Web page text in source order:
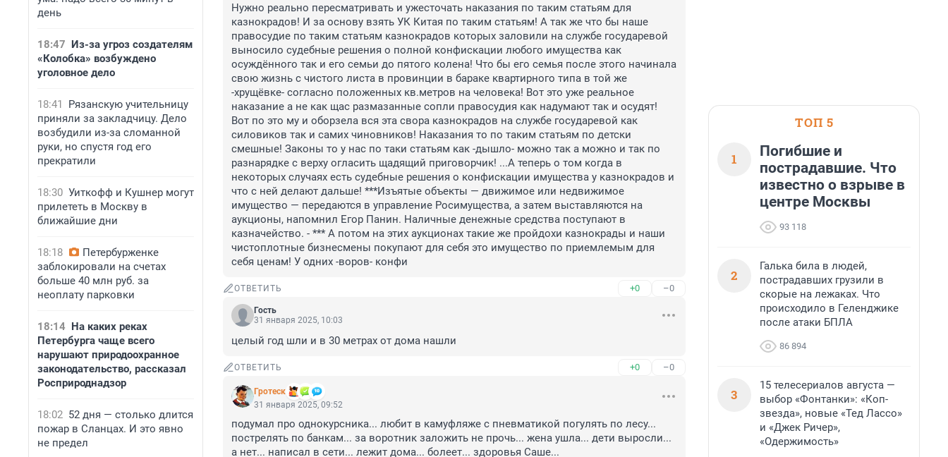
день
18:47 Из-за угроз создателям
«Колобка» возбуждено
уголовное дело
18:41
Рязанскую учительницу
приняли за закладчицу. Дело
возбудили из-за сломанной
руки, но спустя год его
прекратили
18:30 Уиткофф и Кушнер могут
прилететь в Москву в
ближайшие дни
18:18
Петербурженке
заблокировали на счетах
больше 40 млн руб. за
неоплату парковки
18:14 На каких реках
Петербурга чаще всего
нарушают природоохранное
законодательство, рассказал
Росприроднадзор
18:02 52 дня — столько длится
пожар в Сланцах. И это явно
не предел
Нужно реально пересматривать и ужесточать наказания по таким статьям для
казнокрадов! И за основу взять УК Китая по таким статьям! А так же что бы наше
правосудие по таким статьям казнокрадов которых заловили на службе государевой
выносило судебные решения о полной конфискации любого имущества как
осуждённого так и его семьи до пятого колена! Что бы его семья после этого начинала
свою жизнь с чистого листа в провинции в бараке квартирного типа в той же
-хрущёвке- согласно положенных кв.метров на человека! Вот это уже реальное
наказание а не как щас размазанные сопли правосудия как надумают так и осудят!
Вот по это му и оборзела вся эта свора казнокрадов на службе государевой как
силовиков так и самих чиновников! Наказания то по таким статьям по детски
смешные! Законы то у нас по таки статьям как -дышло- можно так а можно и так по
разнарядке с верху огласить щадящий приговорчик! ...А теперь о том когда в
некоторых случаях есть судебные решения о конфискации имущества у казнокрадов и
что с ней делают дальше! ***Изъятые объекты — движимое или недвижимое
имущество — передаются в управление Росимущества, а затем выставляются на
аукционы, напомнил Егор Панин. Наличные денежные средства поступают в
казначейство. - *** А потом на этих аукционах такие же пройдохи казнокрады и наши
чистоплотные бизнесмены покупают для себя это имущество по приемлемым для
себя ценам! У одних -воров- конфи
ОТВЕТИТЬ +0 –0
Гость
31 января 2025, 10:03
целый год шли и в 30 метрах от дома нашли
ОТВЕТИТЬ +0 –0
Гротеск
31 января 2025, 09:52
подумал про однокурсника... любит в камуфляже с пневматикой погулять по лесу...
пострелять по банкам... за воротник заложить не прочь... жена ушла... дети выросли...
а нет... написал в сети... лежит дома... болеет... здоровья Саше...
ТОП 5
1
Погибшие и
пострадавшие. Что
известно о взрыве в
центре Москвы
93 118
2
Галька била в людей,
пострадавших грузили в
скорые на лежаках. Что
происходило в Геленджике
после атаки БПЛА
86 894
3
15 телесериалов августа —
выбор «Фонтанки»: «Коп-
звезда», новые «Тед Лассо»
и «Джек Ричер»,
«Одержимость»